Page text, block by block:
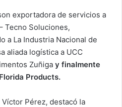
exportadora de servicios a
Tecno Soluciones,
a La Industria Nacional de
aliada logística a UCC
Zuñiga y finalmente
Products.
Pérez, destacó la